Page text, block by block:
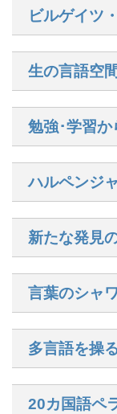
ビルゲイツ
生の言語空
勉強･学習か
ハルペンジ
新たな発見
言葉のシャ
多言語を操
20カ国語ペ